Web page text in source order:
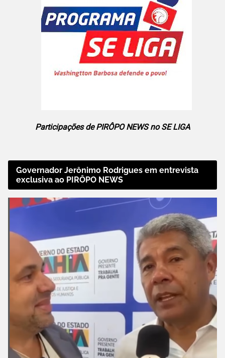
Participações de PIRÔPO NEWS no SE LIGA
Governador Jerônimo Rodrigues em entrevista
exclusiva ao PIRÔPO NEWS